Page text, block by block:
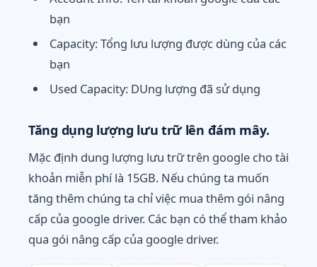
bạn
Capacity: Tổng lưu lượng được dùng của các
bạn
Used Capacity: DUng lượng đã sử dụng
Tăng dụng lượng lưu trữ lên đám mây.
Mặc định dung lượng lưu trữ trên google cho tài
khoản miễn phí là 15GB. Nếu chúng ta muốn
tăng thêm chúng ta chỉ việc mua thêm gói nâng
cấp của google driver. Các bạn có thể tham khảo
qua gói nâng cấp của google driver.